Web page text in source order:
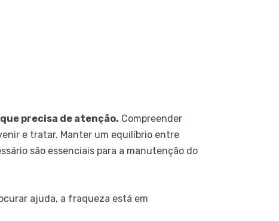
precisa de atenção. Compreender
e tratar. Manter um equilíbrio entre
são essenciais para a manutenção do
ajuda, a fraqueza está em